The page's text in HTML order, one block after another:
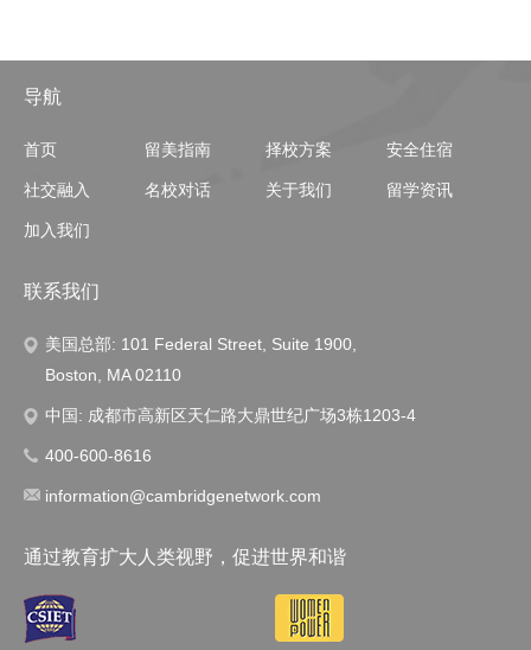
导航
首页 留美指南 择校方案 安全住宿
社交融入 名校对话 关于我们 留学资讯
加入我们
联系我们
美国总部: 101 Federal Street, Suite 1900,
Boston, MA 02110
中国: 成都市高新区天仁路大鼎世纪广场3栋1203-4
400-600-8616
information@cambridgenetwork.com
通过教育扩大人类视野，促进世界和谐